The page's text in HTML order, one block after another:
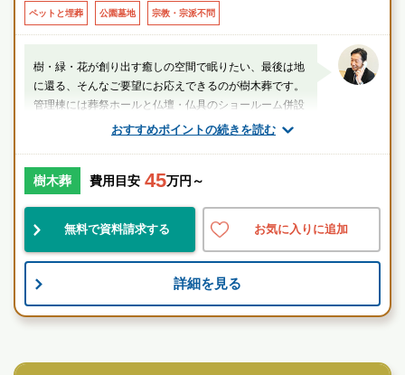
ペットと埋葬 公園墓地 宗教・宗派不問
おすすめポイントの続きを読む
樹・緑・花が創り出す癒しの空間で眠りたい、最後は地
に還る、そんなご要望にお応えできるのが樹木葬です。
管理棟には葬祭ホールと仏壇・仏具のショールーム併設
で利便性も高い公園墓地です。
山口（業界歴20年以上）
千葉県
綺麗 民営 自然豊
お墓のことなら何でもご相談ください
現地を見学して実際の雰囲気をお確かめください
樹木葬 費用目安 45万円～
無料で資料請求する お気に入りに追加
詳細を見る